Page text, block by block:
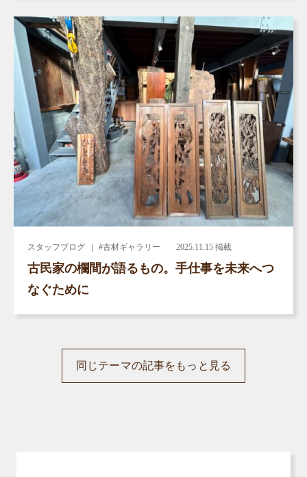
スタッフブログ ｜ #古材ギャラリー 2025.11.15 掲載
古民家の欄間が語るもの。手仕事を未来へつ
なぐために
同じテーマの記事をもっと見る